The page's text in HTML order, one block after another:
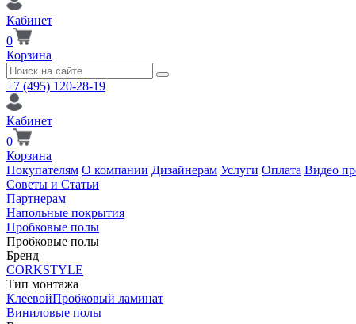
Кабинет
0
Корзина
+7 (495) 120-28-19
Кабинет
0
Корзина
Покупателям О компании Дизайнерам Услуги Оплата Видео
Советы и Статьи
Партнерам
Напольные покрытия
Пробковые полы
Пробковые полы
Бренд
CORKSTYLE
Тип монтажа
КлеевойПробковый ламинат
Виниловые полы